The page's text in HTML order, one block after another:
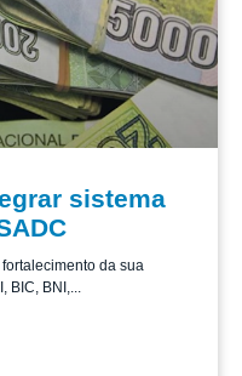
sistema
da sua
BNI,...